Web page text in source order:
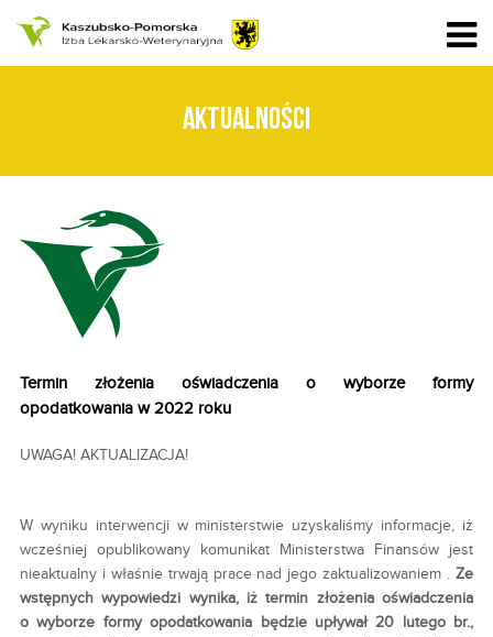
AKTUALNOŚCI
Termin złożenia oświadczenia o wyborze formy
opodatkowania w 2022 roku
UWAGA! AKTUALIZACJA!
W wyniku interwencji w ministerstwie uzyskaliśmy informacje, iż
wcześniej opublikowany komunikat Ministerstwa Finansów jest
nieaktualny i właśnie trwają prace nad jego zaktualizowaniem . Ze
wstępnych wypowiedzi wynika, iż termin złożenia oświadczenia
o wyborze formy opodatkowania będzie upływał 20 lutego br.,